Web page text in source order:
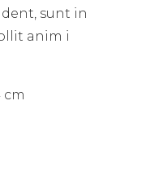
sunt in
anim i
cm